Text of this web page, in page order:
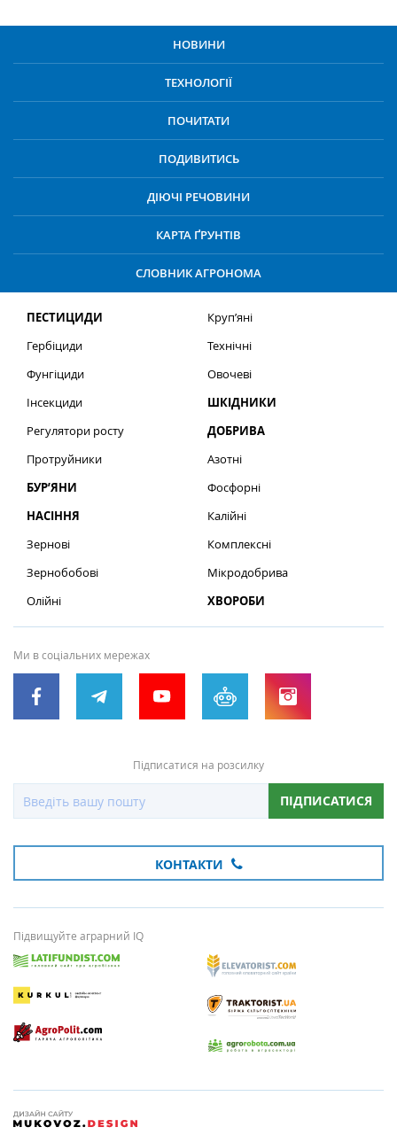
НОВИНИ
ТЕХНОЛОГІЇ
ПОЧИТАТИ
ПОДИВИТИСЬ
ДІЮЧІ РЕЧОВИНИ
КАРТА ҐРУНТІВ
СЛОВНИК АГРОНОМА
ПЕСТИЦИДИ
Гербіциди
Фунгіциди
Інсекциди
Регулятори росту
Протруйники
БУР’ЯНИ
НАСІННЯ
Зернові
Зернобобові
Олійні
Круп’яні
Технічні
Овочеві
ШКІДНИКИ
ДОБРИВА
Азотні
Фосфорні
Калійні
Комплексні
Мікродобрива
ХВОРОБИ
Ми в соціальних мережах
Підписатися на розсилку
ПІДПИСАТИСЯ
КОНТАКТИ
Підвищуйте аграрний IQ